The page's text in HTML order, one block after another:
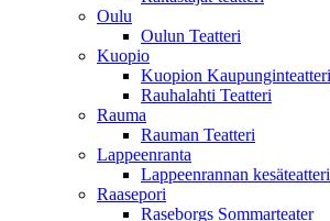
Oulu
Oulun Teatteri
Kuopio
Kuopion Kaupunginteatteri
Rauhalahti Teatteri
Rauma
Rauman Teatteri
Lappeenranta
Lappeenrannan kesäteatteri
Raasepori
Raseborgs Sommarteater